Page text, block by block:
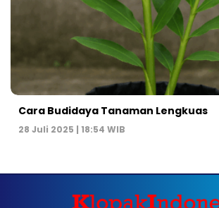
Cara Budidaya Tanaman Lengkuas
28 Juli 2025 | 18:54 WIB